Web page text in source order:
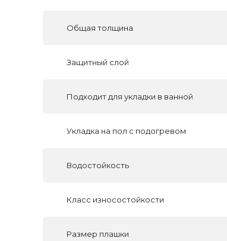
Общая толщина
Защитный слой
Подходит для укладки в ванной
Укладка на пол c подогревом
Водостойкость
Класс износостойкости
Размер плашки